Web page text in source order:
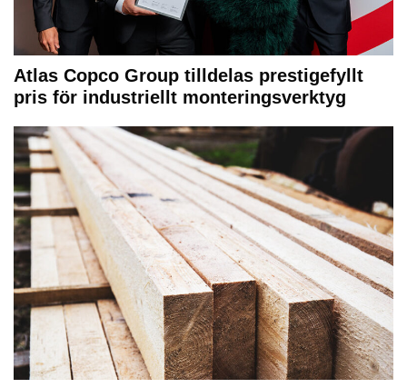
Atlas Copco Group tilldelas prestigefyllt
pris för industriellt monteringsverktyg